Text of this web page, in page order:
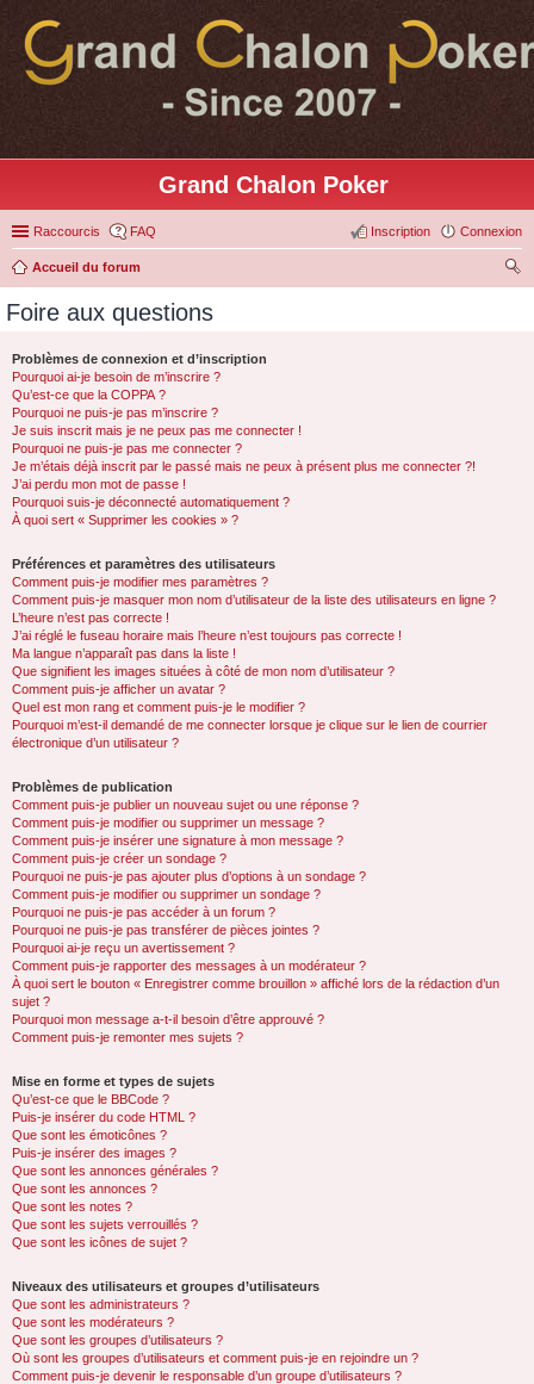
Grand Chalon Poker
Raccourcis FAQ Connexion
Inscription
Accueil du forum
Foire aux questions
Problèmes de connexion et d’inscription
Pourquoi ai-je besoin de m’inscrire ?
Qu’est-ce que la COPPA ?
Pourquoi ne puis-je pas m’inscrire ?
Je suis inscrit mais je ne peux pas me connecter !
Pourquoi ne puis-je pas me connecter ?
Je m’étais déjà inscrit par le passé mais ne peux à présent plus me connecter ?!
J’ai perdu mon mot de passe !
Pourquoi suis-je déconnecté automatiquement ?
À quoi sert « Supprimer les cookies » ?
Préférences et paramètres des utilisateurs
Comment puis-je modifier mes paramètres ?
Comment puis-je masquer mon nom d’utilisateur de la liste des utilisateurs en ligne ?
L’heure n’est pas correcte !
J’ai réglé le fuseau horaire mais l’heure n’est toujours pas correcte !
Ma langue n’apparaît pas dans la liste !
Que signifient les images situées à côté de mon nom d’utilisateur ?
Comment puis-je afficher un avatar ?
Quel est mon rang et comment puis-je le modifier ?
Pourquoi m’est-il demandé de me connecter lorsque je clique sur le lien de courrier
électronique d’un utilisateur ?
Problèmes de publication
Comment puis-je publier un nouveau sujet ou une réponse ?
Comment puis-je modifier ou supprimer un message ?
Comment puis-je insérer une signature à mon message ?
Comment puis-je créer un sondage ?
Pourquoi ne puis-je pas ajouter plus d’options à un sondage ?
Comment puis-je modifier ou supprimer un sondage ?
Pourquoi ne puis-je pas accéder à un forum ?
Pourquoi ne puis-je pas transférer de pièces jointes ?
Pourquoi ai-je reçu un avertissement ?
Comment puis-je rapporter des messages à un modérateur ?
À quoi sert le bouton « Enregistrer comme brouillon » affiché lors de la rédaction d’un
sujet ?
Pourquoi mon message a-t-il besoin d’être approuvé ?
Comment puis-je remonter mes sujets ?
Mise en forme et types de sujets
Qu’est-ce que le BBCode ?
Puis-je insérer du code HTML ?
Que sont les émoticônes ?
Puis-je insérer des images ?
Que sont les annonces générales ?
Que sont les annonces ?
Que sont les notes ?
Que sont les sujets verrouillés ?
Que sont les icônes de sujet ?
Niveaux des utilisateurs et groupes d’utilisateurs
Que sont les administrateurs ?
Que sont les modérateurs ?
Que sont les groupes d’utilisateurs ?
Où sont les groupes d’utilisateurs et comment puis-je en rejoindre un ?
Comment puis-je devenir le responsable d’un groupe d’utilisateurs ?